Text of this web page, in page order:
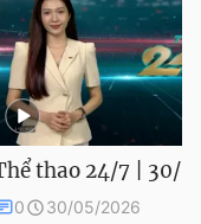
thao 24/7 | 30/
0 30/05/2026